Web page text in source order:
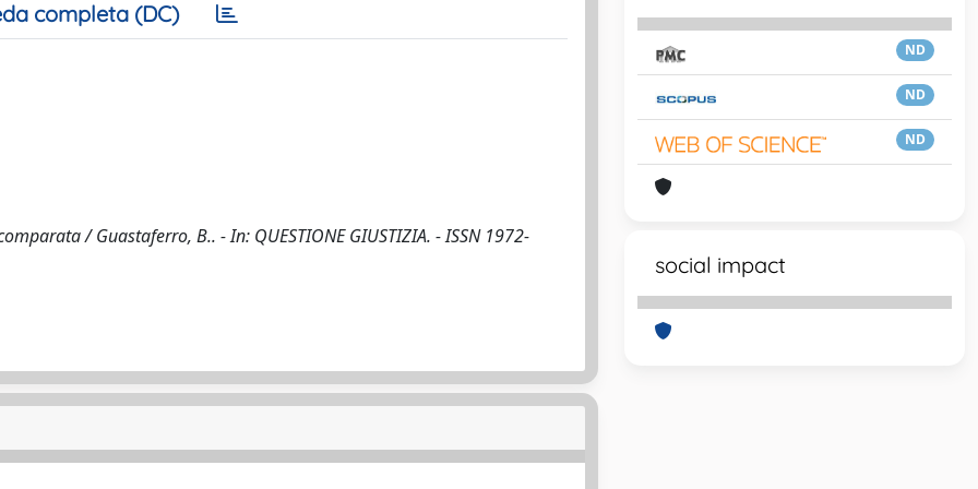
completa (DC)
/ Guastaferro, B.. - In: QUESTIONE GIUSTIZIA. - ISSN 1972-
ND
ND
ND
social impact